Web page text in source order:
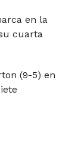
en la
cuarta
(9-5) en